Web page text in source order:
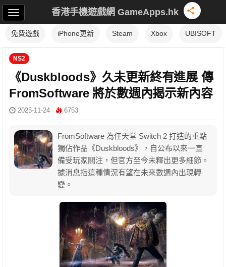
香港手機遊戲網 GameApps.hk
免費遊戲 iPhone更新 Steam Xbox UBISOFT
NS2
《Duskbloods》久未更新終有進展 傳
FromSoftware 將於數週內揭示新內容
2025-11-24 6753
FromSoftware 為任天堂 Switch 2 打造的重點
獨佔作品《Duskbloods》，自公布以來一直
備受玩家關注，但官方至今未釋出更多細節。
據消息指這種情況有望在未來數週內出現轉
變。